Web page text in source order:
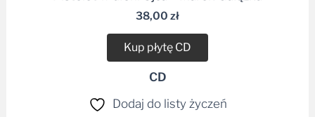
38,00 zł
Kup płytę CD
CD
Dodaj do listy życzeń